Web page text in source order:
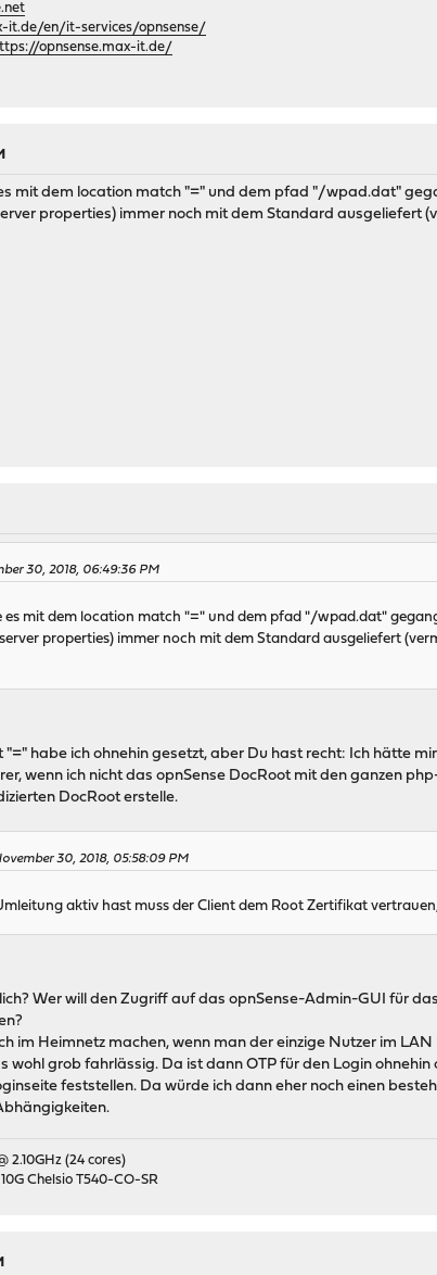
it.de/en/it-services/opnsense/
opnsense.max-it.de/
mit dem location match "=" und dem pfad "/wpad.dat"
properties) immer noch mit dem Standard ausgeliefert
30, 2018, 06:49:36 PM
es mit dem location match "=" und dem pfad "/wpad.dat"
properties) immer noch mit dem Standard ausgeliefert
habe ich ohnehin gesetzt, aber Du hast recht: Ich hätte
wenn ich nicht das opnSense DocRoot mit den ganzen
DocRoot erstelle.
30, 2018, 05:58:09 PM
aktiv hast muss der Client dem Root Zertifikat
Wer will den Zugriff auf das opnSense-Admin-GUI für
im Heimnetz machen, wenn man der einzige Nutzer im
wohl grob fahrlässig. Da ist dann OTP für den Login
feststellen. Da würde ich dann eher noch einen
2.10GHz (24 cores)
Chelsio T540-CO-SR